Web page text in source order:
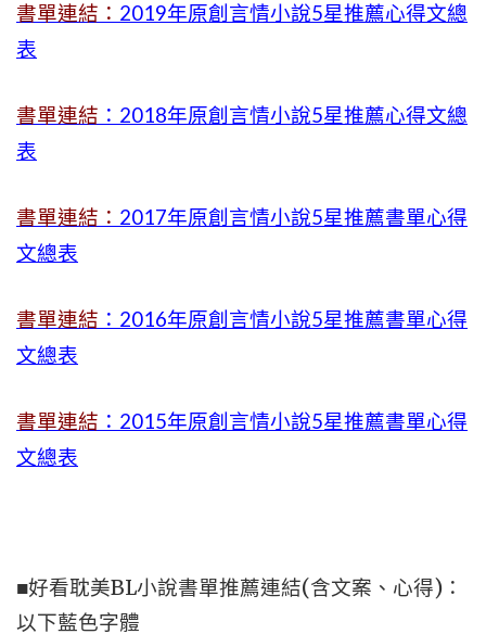
書單連結： 2019年原創言情小說5星推薦心得文總
表
書單連結 ：2018年原創言情小說5星推薦心得文總
表
書單連結： 2017年原創言情小說5星推薦書單心得
文總表
書單連結 ：2016年原創言情小說5星推薦書單心得
文總表
書單連結 ：2015年原創言情小說5星推薦書單心得
文總表
■好看耽美BL小說書單推薦連結(含文案、心得)：
以下藍色字體